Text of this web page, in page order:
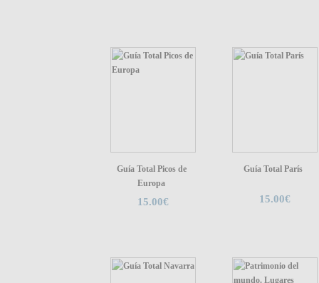
Guía Total Picos de
Europa
15.00€
Guía Total París
15.00€